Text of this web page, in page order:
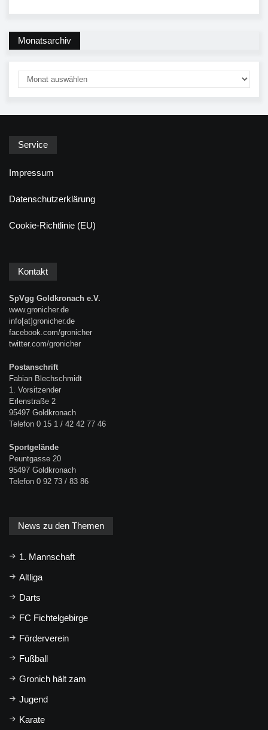
Monatsarchiv
Service
Impressum
Datenschutzerklärung
Cookie-Richtlinie (EU)
Kontakt
SpVgg Goldkronach e.V.
www.gronicher.de
info[at]gronicher.de
facebook.com/gronicher
twitter.com/gronicher
Postanschrift
Fabian Blechschmidt
1. Vorsitzender
Erlenstraße 2
95497 Goldkronach
Telefon 0 15 1 / 42 42 77 46
Sportgelände
Peuntgasse 20
95497 Goldkronach
Telefon 0 92 73 / 83 86
News zu den Themen
1. Mannschaft
Altliga
Darts
FC Fichtelgebirge
Förderverein
Fußball
Gronich hält zam
Jugend
Karate